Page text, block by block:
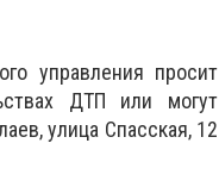
управления просит
ДТП или могут
улица Спасская, 12